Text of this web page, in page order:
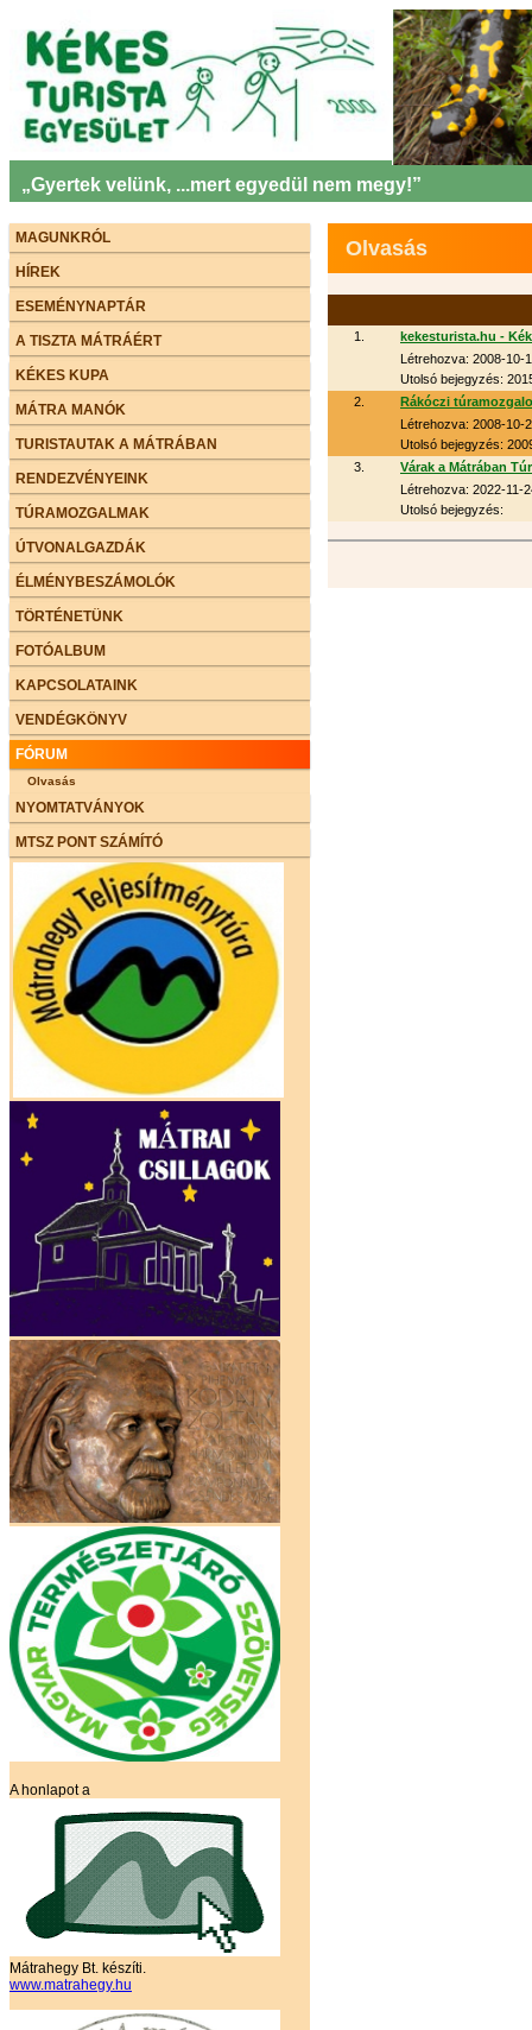
„Gyertek velünk, ...mert egyedül nem megy!”
MAGUNKRÓL
HÍREK
ESEMÉNYNAPTÁR
A TISZTA MÁTRÁÉRT
KÉKES KUPA
MÁTRA MANÓK
TURISTAUTAK A MÁTRÁBAN
RENDEZVÉNYEINK
TÚRAMOZGALMAK
ÚTVONALGAZDÁK
ÉLMÉNYBESZÁMOLÓK
TÖRTÉNETÜNK
FOTÓALBUM
KAPCSOLATAINK
VENDÉGKÖNYV
FÓRUM
Olvasás
NYOMTATVÁNYOK
MTSZ PONT SZÁMÍTÓ
A honlapot a
Mátrahegy Bt. készíti.
www.matrahegy.hu
Olvasás
1.
kekesturista.hu -
Létrehozva: 2008-10-
Utolsó bejegyzés:
2.
Rákóczi
Létrehozva: 2008-10-
Utolsó bejegyzés:
3.
Várak a Mátrában
Létrehozva: 2022-11-
Utolsó bejegyzés: